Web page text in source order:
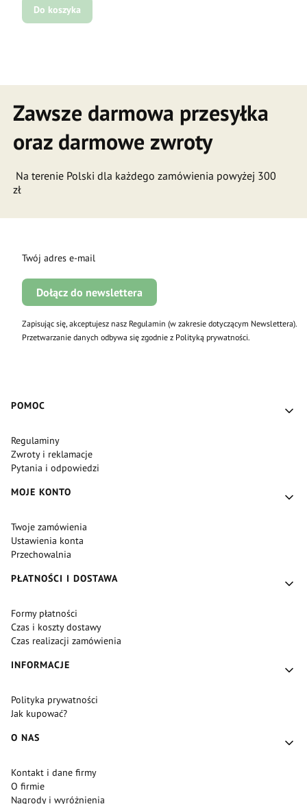
Do koszyka
Zawsze darmowa przesyłka
oraz darmowe zwroty
Na terenie Polski dla każdego zamówienia powyżej 300
zł
Twój adres e-mail
Dołącz do newslettera
Zapisując się, akceptujesz nasz Regulamin (w zakresie dotyczącym Newslettera).
Przetwarzanie danych odbywa się zgodnie z Polityką prywatności.
Linki w stopce
POMOC
Regulaminy
Zwroty i reklamacje
Pytania i odpowiedzi
MOJE KONTO
Twoje zamówienia
Ustawienia konta
Przechowalnia
PŁATNOŚCI I DOSTAWA
Formy płatności
Czas i koszty dostawy
Czas realizacji zamówienia
INFORMACJE
Polityka prywatności
Jak kupować?
O NAS
Kontakt i dane firmy
O firmie
Nagrody i wyróżnienia